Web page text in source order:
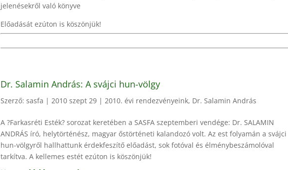
jelenésekről való könyve
Előadását ezúton is köszönjük!
Dr. Salamin András: A svájci hun-völgy
Szerző:sasfa |2010 szept 29 |2010. évi rendezvényeink, Dr. Salamin András
A ?Farkasréti Esték? sorozat keretében a SASFA szeptemberi vendége: Dr. SALAMIN
ANDRÁS író, helytörténész, magyar őstörténeti kalandozó volt. Az est folyamán a svájci
hun-völgyről hallhattunk érdekfeszítő előadást, sok fotóval és élménybeszámolóval
tarkítva. A kellemes estét ezúton is köszönjük!